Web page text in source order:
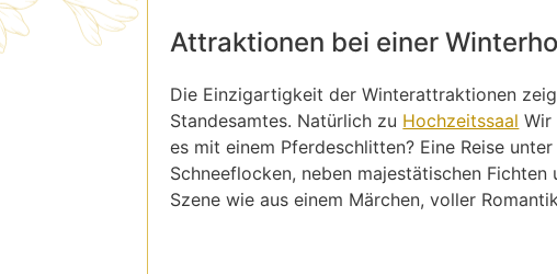
Attraktionen bei einer
Die Einzigartigkeit der Winterattraktionen
Standesamtes. Natürlich zu Hochzeitssaal Wir
es mit einem Pferdeschlitten? Eine Reise
Schneeflocken, neben majestätischen
Szene wie aus einem Märchen, voller